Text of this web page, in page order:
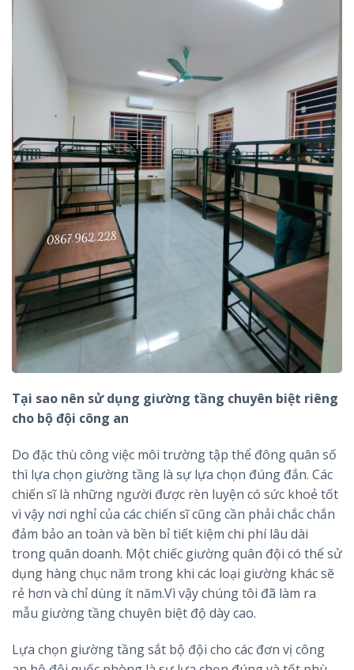
Tại sao nên sử dụng giường tầng chuyên biệt riêng
cho bộ đội công an
Do đặc thù công việc môi trường tập thể đông quân số
thì lựa chọn giường tầng là sự lựa chọn đúng đắn. Các
chiến sĩ là những người được rèn luyện có sức khoẻ tốt
vì vậy nơi nghỉ của các chiến sĩ cũng cần phải chắc chắn
đảm bảo an toàn và bền bỉ tiết kiệm chi phí lâu dài
trong quân doanh. Một chiếc giường quân đội có thể sử
dụng hàng chục năm trong khi các loại giường khác sẽ
rẻ hơn và chỉ dùng ít năm.Vì vậy chúng tôi đã làm ra
mẫu giường tầng chuyên biệt độ dày cao.
Lựa chọn giường tầng sắt bộ đội cho các đơn vị công